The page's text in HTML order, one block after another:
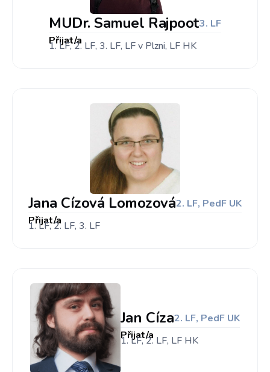
MUDr. Samuel Rajpoot3. LF
Přijat/a
1. LF, 2. LF, 3. LF, LF v Plzni, LF HK
Jana Cízová Lomozová2. LF, PedF UK
Přijat/a
1. LF, 2. LF, 3. LF
Jan Cíza2. LF, PedF UK
Přijat/a
1. LF, 2. LF, LF HK